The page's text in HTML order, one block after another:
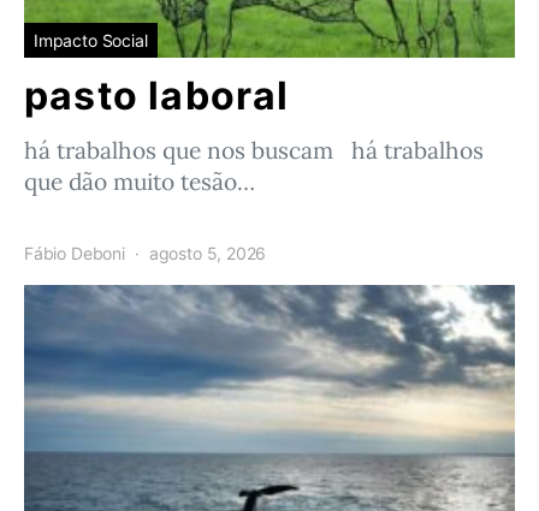
Impacto Social
pasto laboral
há trabalhos que nos buscam há trabalhos
que dão muito tesão…
Fábio Deboni agosto 5, 2026